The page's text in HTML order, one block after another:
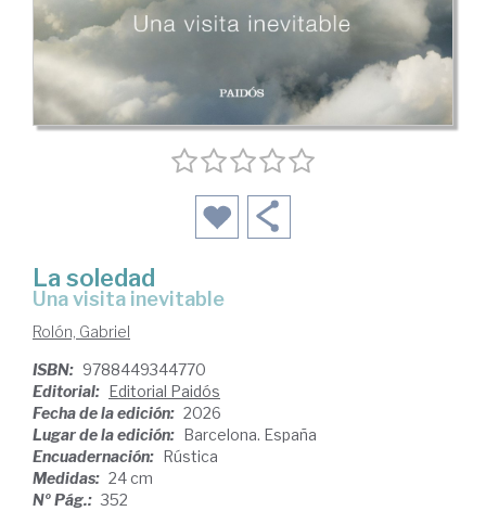
La soledad
Una visita inevitable
Rolón, Gabriel
ISBN: 9788449344770
Editorial:
Editorial Paidós
Fecha de la edición: 2026
Lugar de la edición:
Barcelona. España
Encuadernación:
Rústica
Medidas: 24 cm
Nº Pág.: 352